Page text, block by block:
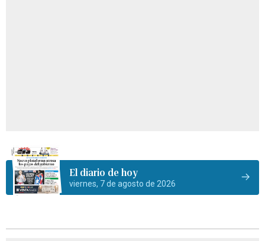
El diario de hoy
viernes, 7 de agosto de 2026